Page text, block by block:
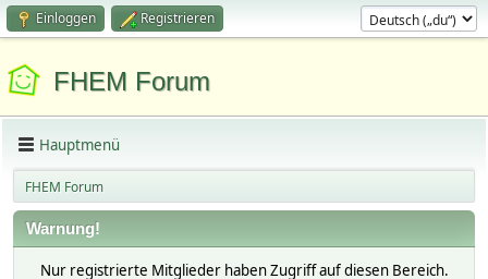
Einloggen Registrieren
FHEM Forum
Hauptmenü
FHEM Forum
Warnung!
Nur registrierte Mitglieder haben Zugriff auf diesen Bereich.